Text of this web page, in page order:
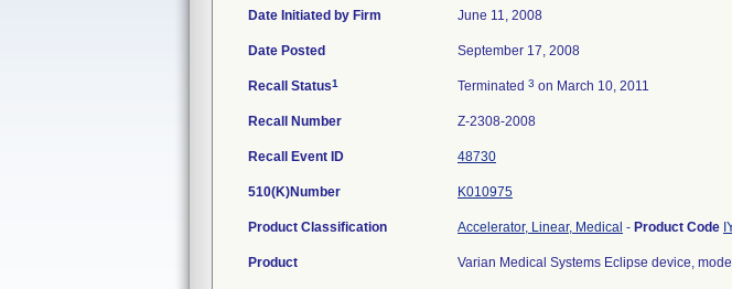
Date Initiated by Firm June 11, 2008
Date Posted September 17, 2008
Recall Status1 Terminated 3 on March 10, 2011
Recall Number Z-2308-2008
Recall Event ID 48730
510(K)Number K010975
Product Classification Accelerator, Linear, Medical - Product Code
Product Varian Medical Systems Eclipse device,